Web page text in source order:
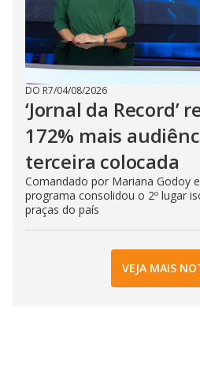
DO R7/04/08/2026
‘Jornal da Record’
172% mais
terceira colocada
Comandado por Mariana Godoy
programa consolidou o 2º lugar
praças do país
VEJA MAIS